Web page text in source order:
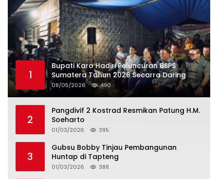
1
Bupati Karo Hadiri Peluncuran BSPS
Sumatera Tahun 2026 Secarra Daring
08/05/2026 490
2
Pangdivif 2 Kostrad Resmikan Patung H.M.
Soeharto
01/03/2026 395
3
Gubsu Bobby Tinjau Pembangunan
Huntap di Tapteng
01/03/2026 388